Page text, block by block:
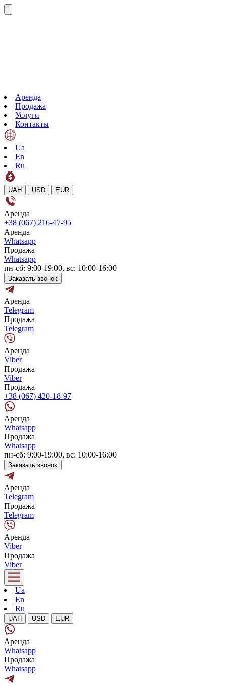
Аренда
Продажа
Услуги
Контакты
Ua
En
Ru
UAH USD EUR
Аренда
+38 (067) 216-47-95
Аренда
Whatsapp
Продажа
Whatsapp
пн-сб: 9:00-19:00, вс: 10:00-16:00
Заказать звонок
Аренда
Telegram
Продажа
Telegram
Аренда
Viber
Продажа
Viber
Продажа
+38 (067) 420-18-97
Аренда
Whatsapp
Продажа
Whatsapp
пн-сб: 9:00-19:00, вс: 10:00-16:00
Заказать звонок
Аренда
Telegram
Продажа
Telegram
Аренда
Viber
Продажа
Viber
Ua
En
Ru
UAH USD EUR
Аренда
Whatsapp
Продажа
Whatsapp